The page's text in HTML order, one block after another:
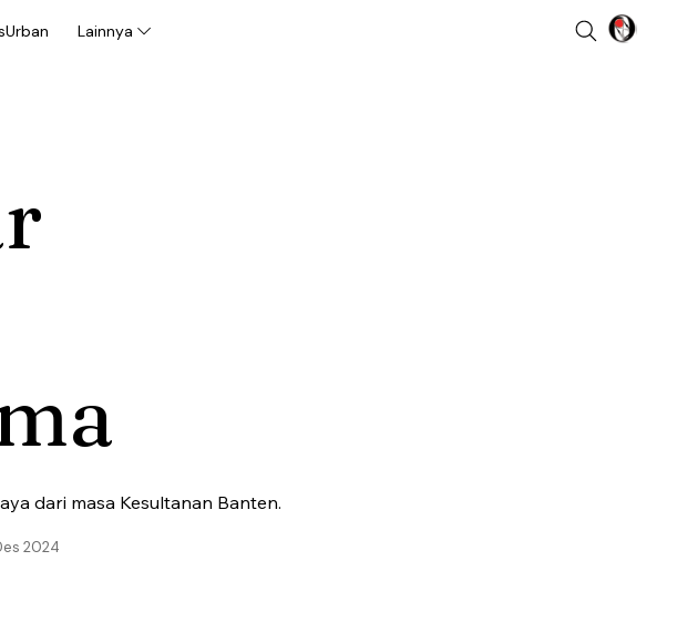
Urban Lainnya
dari masa Kesultanan Banten.
2024